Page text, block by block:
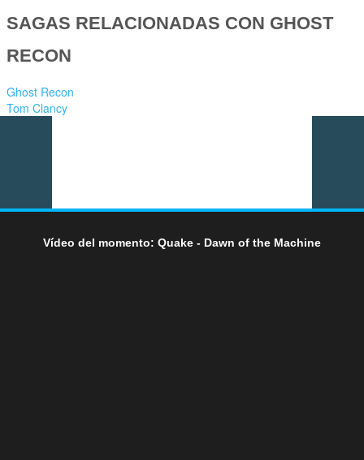
SAGAS RELACIONADAS CON GHOST
RECON
Ghost Recon
Tom Clancy
Vídeo del momento: Quake - Dawn of the Machine